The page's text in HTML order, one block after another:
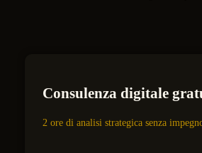
Consulenza digitale
2 ore di analisi strategica senza